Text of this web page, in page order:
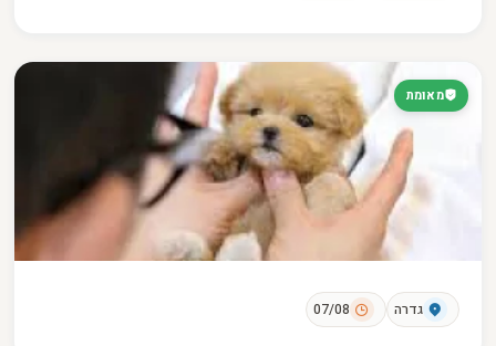
מאומת
גדרה 07/08